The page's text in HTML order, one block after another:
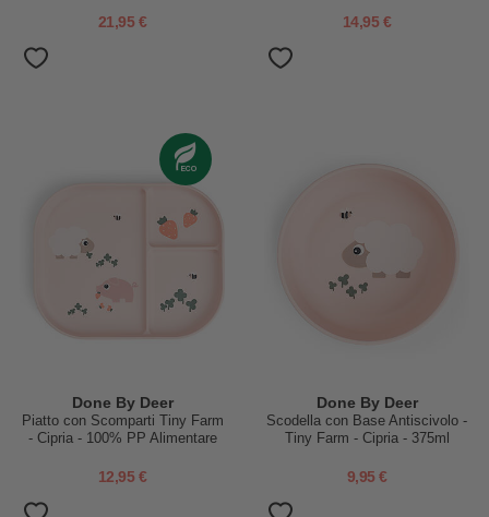
21,95 € 14,95 €
Done By Deer
Piatto con Scomparti Tiny Farm
- Cipria - 100% PP Alimentare
12,95 €
Done By Deer
Scodella con Base Antiscivolo -
Tiny Farm - Cipria - 375ml
9,95 €